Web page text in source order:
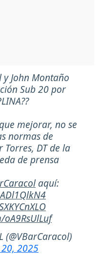
y John Montaño
Sub 20 por
mejorar, no se
normas de
Torres, DT de la
de prensa
aquí:
(@VBarCaracol)
2025